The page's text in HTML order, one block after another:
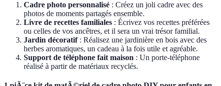
Cadre photo personnalisé : Créez un joli cadre avec des
photos de moments partagés ensemble.
Livre de recettes familiales : Écrivez vos recettes préférées
ou celles de vos ancêtres, et il sera un vrai trésor familial.
Jardin décoratif: Réalisez une jardinière en bois avec des
herbes aromatiques, un cadeau à la fois utile et agréable.
Support de téléphone fait maison : Un porte-téléphone
réalisé à partir de matériaux recyclés.